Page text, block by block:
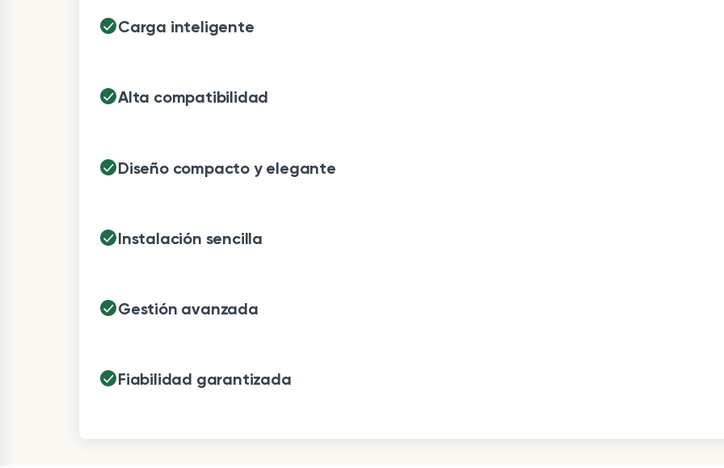
Carga inteligente
Alta compatibilidad
Diseño compacto y elegante
Instalación sencilla
Gestión avanzada
Fiabilidad garantizada